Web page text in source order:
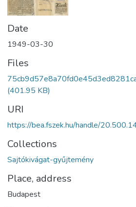
Date
1949-03-30
Files
(401.95 KB)
URI
https://bea.fszek.hu/handle/
Collections
Sajtókivágat-gyűjtemény
Place, address
Budapest